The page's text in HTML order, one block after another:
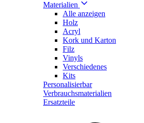
Materialien
Alle anzeigen
Holz
Acryl
Kork und Karton
Filz
Vinyls
Verschiedenes
Kits
Personalisierbar
Verbrauchsmaterialien
Ersatzteile